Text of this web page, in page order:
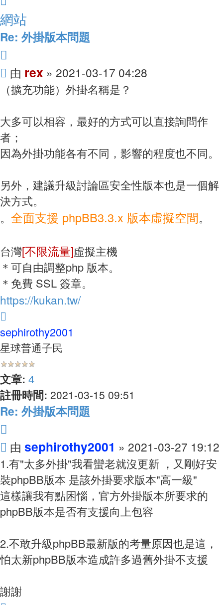
繫
rex
網站
Re: 外掛版本問題
言
文
章
由 rex » 2021-03-17 04:28
（擴充功能）外掛名稱是？
大多可以相容，最好的方式可以直接詢問作
者；
因為外掛功能各有不同，影響的程度也不同。
另外，建議升級討論區安全性版本也是一個解
決方式。
。 全面支援 phpBB3.3.x 版本虛擬空間。
台灣[不限流量]虛擬主機
＊可自由調整php 版本。
＊免費 SSL 簽章。
https://kukan.tw/
頂
端
sephirothy2001
星球普通子民
文章: 4
註冊時間: 2021-03-15 09:51
Re: 外掛版本問題
言
文
章
由 sephirothy2001 » 2021-03-27 19:12
1.有"太多外掛"我看蠻老就沒更新 ，又剛好安
裝phpBB版本 是該外掛要求版本"高一級"
這樣讓我有點困惱，官方外掛版本所要求的
phpBB版本是否有支援向上包容
2.不敢升級phpBB最新版的考量原因也是這，
怕太新phpBB版本造成許多過舊外掛不支援
謝謝